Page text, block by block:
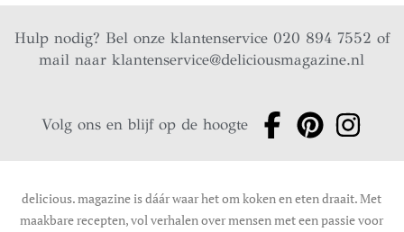
Hulp nodig? Bel onze klantenservice 020 894 7552 of
mail naarklantenservice@deliciousmagazine.nl
Volg ons en blijf op de hoogte
delicious. magazine is dáár waar het om koken en eten draait. Met
maakbare recepten, vol verhalen over mensen met een passie voor